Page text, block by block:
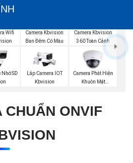
Wifi
Camera Kbvision
Ban Đêm Có Màu
Camera Kbvision
360 Toàn Cảnh
Nhớ SD
Lắp Camera IOT
Kbvision
Camera Phát Hiện
Khuôn Mặt
CHUẨN ONVIF